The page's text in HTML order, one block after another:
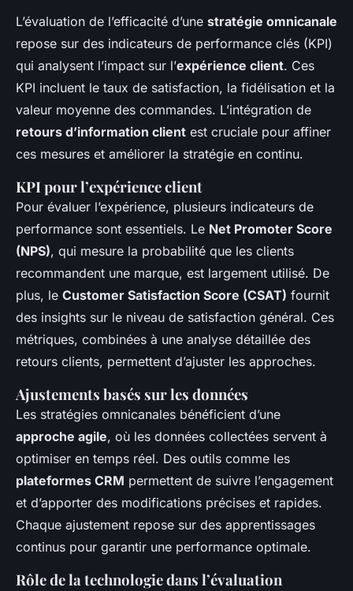
L’évaluation de l’efficacité d’une stratégie omnicanale
repose sur des indicateurs de performance clés (KPI)
qui analysent l’impact sur l’expérience client. Ces
KPI incluent le taux de satisfaction, la fidélisation et la
valeur moyenne des commandes. L’intégration de
retours d’information client est cruciale pour affiner
ces mesures et améliorer la stratégie en continu.
KPI pour l’expérience client
Pour évaluer l’expérience, plusieurs indicateurs de
performance sont essentiels. Le Net Promoter Score
(NPS), qui mesure la probabilité que les clients
recommandent une marque, est largement utilisé. De
plus, le Customer Satisfaction Score (CSAT) fournit
des insights sur le niveau de satisfaction général. Ces
métriques, combinées à une analyse détaillée des
retours clients, permettent d’ajuster les approches.
Ajustements basés sur les données
Les stratégies omnicanales bénéficient d’une
approche agile, où les données collectées servent à
optimiser en temps réel. Des outils comme les
plateformes CRM permettent de suivre l’engagement
et d’apporter des modifications précises et rapides.
Chaque ajustement repose sur des apprentissages
continus pour garantir une performance optimale.
Rôle de la technologie dans l’évaluation